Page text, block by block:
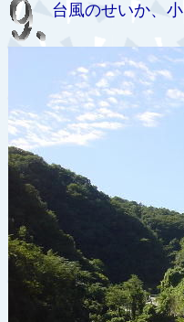
台風のせいか、